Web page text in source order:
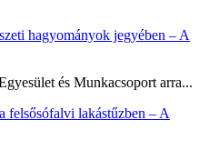
hagyományok jegyében – A
és Munkacsoport arra...
felsősófalvi lakástűzben – A